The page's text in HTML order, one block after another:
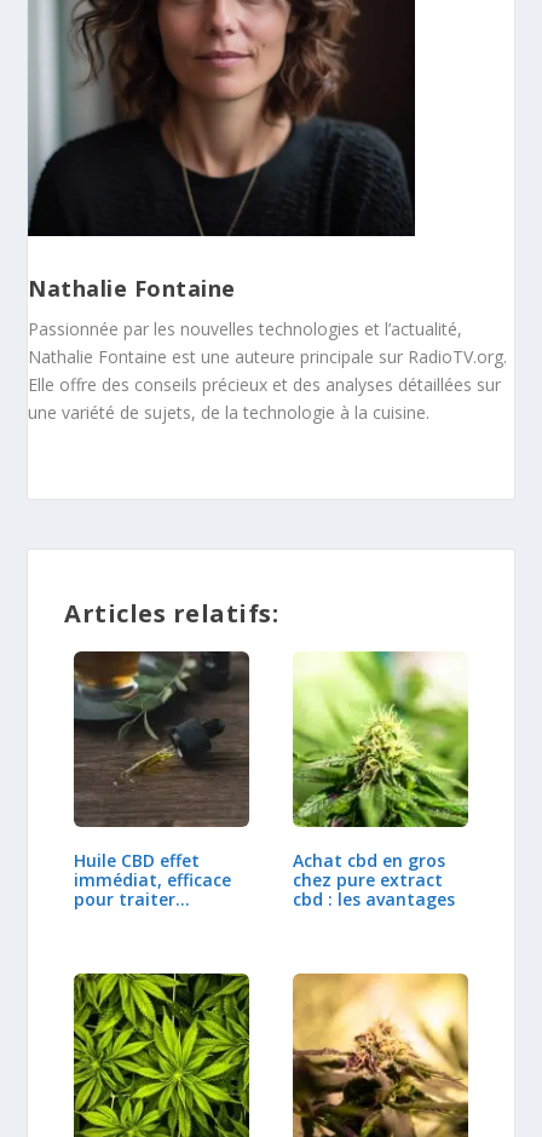
Nathalie Fontaine
Passionnée par les nouvelles technologies et l’actualité,
Nathalie Fontaine est une auteure principale sur RadioTV.org.
Elle offre des conseils précieux et des analyses détaillées sur
une variété de sujets, de la technologie à la cuisine.
Articles relatifs:
Huile CBD effet
immédiat, efficace
pour traiter…
Achat cbd en gros
chez pure extract
cbd : les avantages